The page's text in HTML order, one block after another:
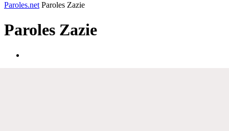
Paroles.net Paroles Zazie
Paroles Zazie